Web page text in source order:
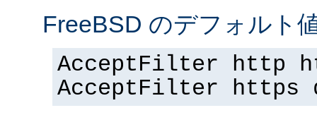
FreeBSD のデフォルト
AcceptFilter http
AcceptFilter https